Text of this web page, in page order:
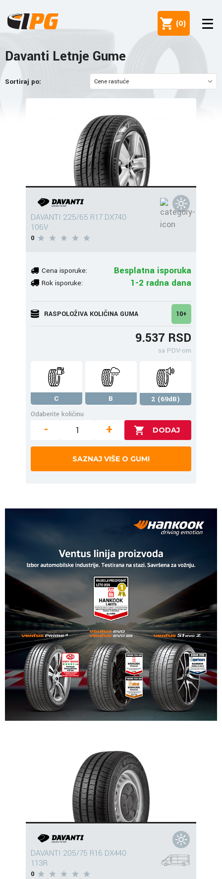
(0)
Davanti Letnje Gume
Sortiraj po:
DAVANTI 225/65 R17 DX740
106V
0
Cena isporuke: Besplatna isporuka
Rok isporuke: 1-2 radna dana
RASPOLOŽIVA KOLIČINA GUMA 10+
9.537 RSD
sa PDV-om
C B
2 (69dB)
Odaberite količinu
- +
SAZNAJ VIŠE O GUMI
DAVANTI 205/75 R16 DX440
113R
0